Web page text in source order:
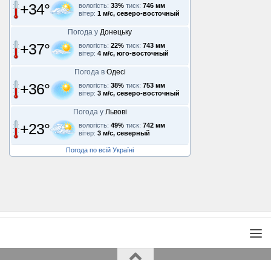
+34° вологість: 33% тиск: 746 мм
вітер: 1 м/с, северо-восточный
Погода у Донецьку
+37° вологість: 22% тиск: 743 мм
вітер: 4 м/с, юго-восточный
Погода в Одесі
+36° вологість: 38% тиск: 753 мм
вітер: 3 м/с, северо-восточный
Погода у Львові
+23° вологість: 49% тиск: 742 мм
вітер: 3 м/с, северный
Погода по всій Україні